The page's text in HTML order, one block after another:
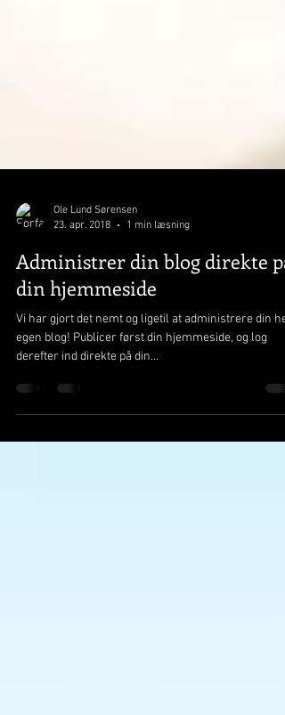
Ole Lund Sørensen
23. apr. 2018
1 min læsning
Administrer din blog direkte på
din hjemmeside
Vi har gjort det nemt og ligetil at administrere din
egen blog! Publicer først din hjemmeside, og log